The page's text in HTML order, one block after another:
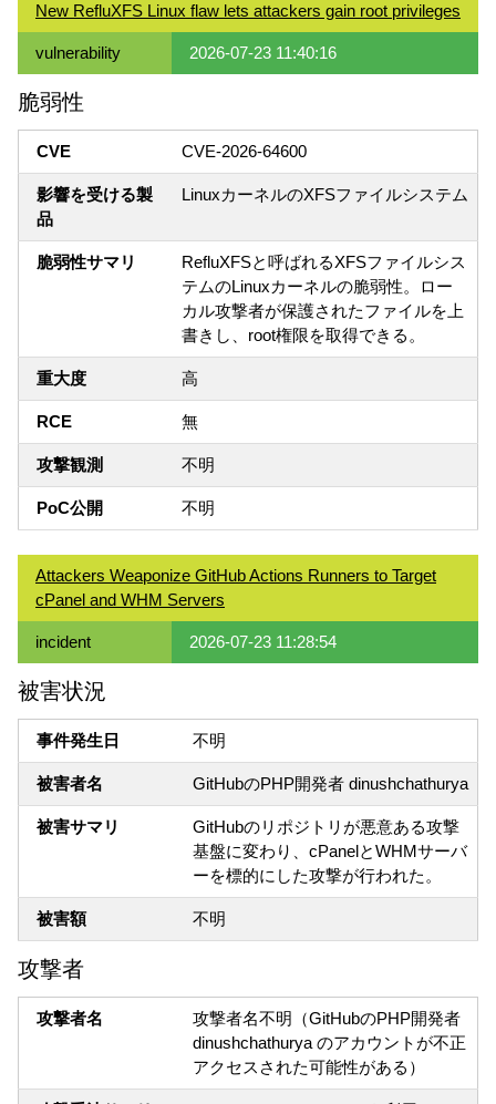
New RefluXFS Linux flaw lets attackers gain root privileges
vulnerability 2026-07-23 11:40:16
脆弱性
CVE CVE-2026-64600
影響を受ける製
品
LinuxカーネルのXFSファイルシステム
脆弱性サマリ
RefluXFSと呼ばれるXFSファイルシス
テムのLinuxカーネルの脆弱性。ロー
カル攻撃者が保護されたファイルを上
書きし、root権限を取得できる。
重大度 高
RCE 無
攻撃観測 不明
PoC公開 不明
Attackers Weaponize GitHub Actions Runners to Target
cPanel and WHM Servers
incident 2026-07-23 11:28:54
被害状況
事件発生日 不明
被害者名 GitHubのPHP開発者 dinushchathurya
被害サマリ
GitHubのリポジトリが悪意ある攻撃
基盤に変わり、cPanelとWHMサーバ
ーを標的にした攻撃が行われた。
被害額 不明
攻撃者
攻撃者名
攻撃者名不明（GitHubのPHP開発者
dinushchathurya のアカウントが不正
アクセスされた可能性がある）